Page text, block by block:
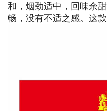
和，烟劲适中，回味余
畅，没有不适之感。这